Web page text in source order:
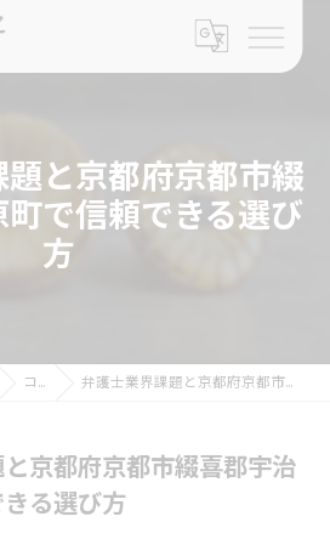
と京都府京都市綴
で信頼できる選び
方
コラム 弁護士業界課題と京都府京都市綴喜郡宇治田原町で信頼できる選び方
京都府京都市綴喜郡宇治
る選び方